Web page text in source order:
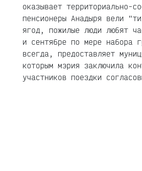
оказывает
пенсионеры Анадыря вели
ягод, пожилые люди любят
и сентябре по мере набора
всегда, предоставляет
которым мэрия заключила
участников поездки